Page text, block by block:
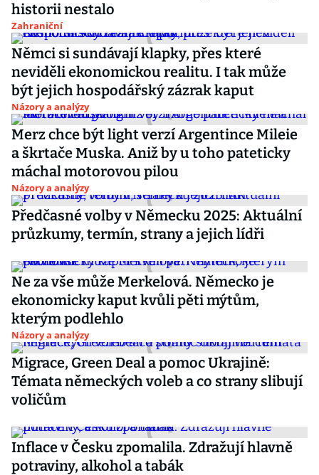
historii nestalo
Zahraniční
Němci si sundávají klapky, přes které
neviděli ekonomickou realitu. I tak může
být jejich hospodářský zázrak kaput
Názory a analýzy
Merz chce být light verzí Argentince Mileie
a škrtače Muska. Aniž by u toho pateticky
máchal motorovou pilou
Názory a analýzy
Předčasné volby v Německu 2025: Aktuální
průzkumy, termín, strany a jejich lídři
Ne za vše může Merkelová. Německo je
ekonomicky kaput kvůli pěti mýtům,
kterým podlehlo
Názory a analýzy
Migrace, Green Deal a pomoc Ukrajině:
Témata německých voleb a co strany slibují
voličům
Inflace v Česku zpomalila. Zdražují hlavně
potraviny, alkohol a tabák